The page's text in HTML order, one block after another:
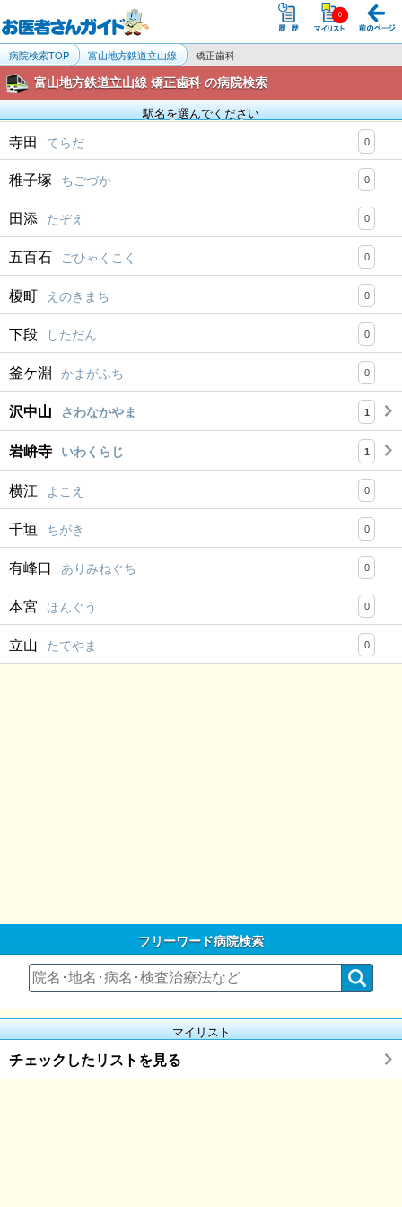
病院検索TOP 富山地方鉄道立山線 矯正歯科
富山地方鉄道立山線 矯正歯科 の病院検索
駅名を選んでください
寺田 てらだ 0
稚子塚 ちごづか 0
田添 たぞえ 0
五百石 ごひゃくこく 0
榎町 えのきまち 0
下段 しただん 0
釜ケ淵 かまがふち 0
沢中山 さわなかやま 1
岩峅寺 いわくらじ 1
横江 よこえ 0
千垣 ちがき 0
有峰口 ありみねぐち 0
本宮 ほんぐう 0
立山 たてやま 0
フリーワード病院検索
マイリスト
チェックしたリストを見る